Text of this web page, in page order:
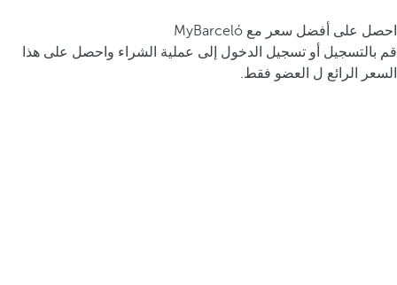
احصل على أفضل سعر مع MyBarceló
قم بالتسجيل أو تسجيل الدخول إلى عملية الشراء واحصل على هذا
السعر الرائع ل العضو فقط.